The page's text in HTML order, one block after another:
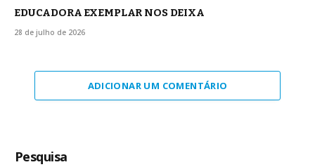
EDUCADORA EXEMPLAR NOS DEIXA
28 de julho de 2026
ADICIONAR UM COMENTÁRIO
Pesquisa